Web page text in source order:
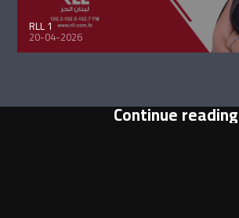
RLL 1
20-04-2026
Continue reading